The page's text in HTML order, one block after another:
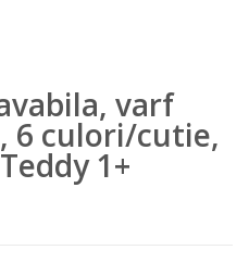
varf
6 culori/cutie,
1+